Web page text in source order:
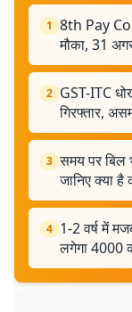
1 8th Pay
मौका, 31
2 GST-ITC
गिरफ्तार,
3 समय पर बिल
जानिए क्या
4 1-2 वर्ष में
लगेगा 4000